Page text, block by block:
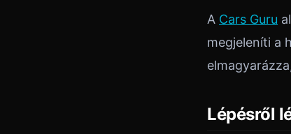
A Cars Guru
megjeleníti a
Lépésről